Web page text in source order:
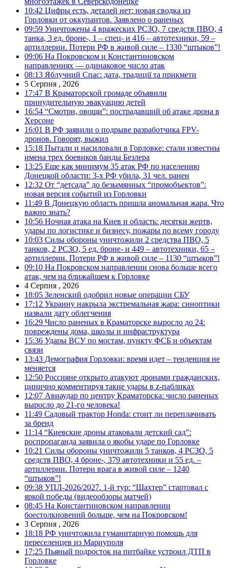
10:42 Цифры есть, деталей нет: новая сводка из
Горловки от оккупантов. Заявлено о раненых
09:59 Уничтожены 4 вражеских РСЗО, 7 средств ПВО, 4
танка, 3 ед. броне-, 1 – спец- и 416 – автотехники, 59 –
артиллерии. Потери РФ в живой силе – 1330 “штыков”!
09:06 На Покровском и Константиновском
направлениях — одинаковое число атак
08:13 Яблучний Спас: дата, традиції та прикмети
5 Серпня , 2026
17:47 В Краматорской громаде объявили
принудительную эвакуацию детей
16:54 “Смотри, овощи”: пострадавший об атаке дрона в
Херсоне
16:01 В РФ заявили о подрыве разработчика FPV-
дронов. Говорят, выжил
15:18 Пытали и насиловали в Горловке: стали известны
имена трех боевиков банды Безлера
13:25 Еще как минимум 35 атак РФ по населению
Донецкой области: 3-х РФ убила, 31 чел. ранен
12:32 От “детсада” до безымянных “промобъектов”:
новая версия событий из Горловки
11:49 В Донецкую область пришла аномальная жара. Что
важно знать?
10:56 Ночная атака на Киев и область: десятки жертв,
удары по логистике и бизнесу, пожары по всему городу
10:03 Силы обороны уничтожили 2 средства ПВО, 5
танков, 2 РСЗО, 5 ед. броне- и 449 – автотехники, 65 –
артиллерии. Потери РФ в живой силе – 1130 “штыков”!
09:10 На Покровском направлении снова больше всего
атак, чем на ближайшем к Горловке
4 Серпня , 2026
18:05 Зеленский одобрил новые операции СБУ
17:12 Украину накрыла экстремальная жара: синоптики
назвали дату облегчения
16:29 Число раненых в Краматорске выросло до 24:
повреждены дома, школы и инфраструктура
15:36 Удары ВСУ по мостам, пункту ФСБ и объектам
связи
13:43 Демография Горловки: время идет – тенденция не
меняется
12:50 Россияне открыто атакуют дронами гражданских,
цинично комментируя такие удары в z-пабликах
12:07 Авиаудар по центру Краматорска: число раненых
выросло до 21-го человека!
11:49 Садовый трактор Honda: стоит ли переплачивать
за бренд
11:14 “Киевские дроны атаковали детский сад”:
роспропаганда заявила о якобы ударе по Горловке
10:21 Силы обороны уничтожили 5 танков, 4 РСЗО, 5
средств ПВО, 4 броне-, 379 автотехники и 55 ед. –
артиллерии. Потери врага в живой силе – 1240
“штыков”!
09:38 УПЛ-2026/2027. 1-й тур: “Шахтер” стартовал с
яркой победы (видеообзоры матчей)
08:45 На Константиновском направлении
боестолкновений больше, чем на Покровском!
3 Серпня , 2026
18:18 РФ уничтожила гуманитарную помощь для
переселенцев из Мариуполя
17:25 Пьяный подросток на питбайке устроил ДТП в
Горловке